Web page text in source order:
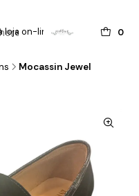
0
loja on-line !
Mocassin Jewel